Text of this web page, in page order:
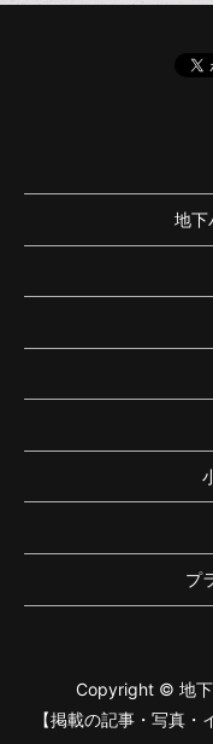
地下
プ
Copyright © 地下
【掲載の記事・写真